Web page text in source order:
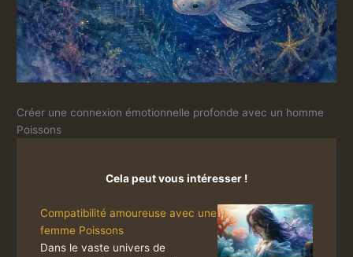
Créer une connexion émotionnelle profonde avec un homme
Poissons
Cela peut vous intéresser !
Compatibilité amoureuse avec une
femme Poissons
Dans le vaste univers de